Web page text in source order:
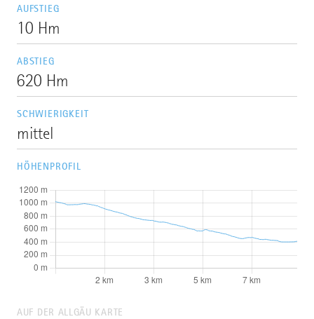
AUFSTIEG
10 Hm
ABSTIEG
620 Hm
SCHWIERIGKEIT
mittel
HÖHENPROFIL
AUF DER ALLGÄU KARTE